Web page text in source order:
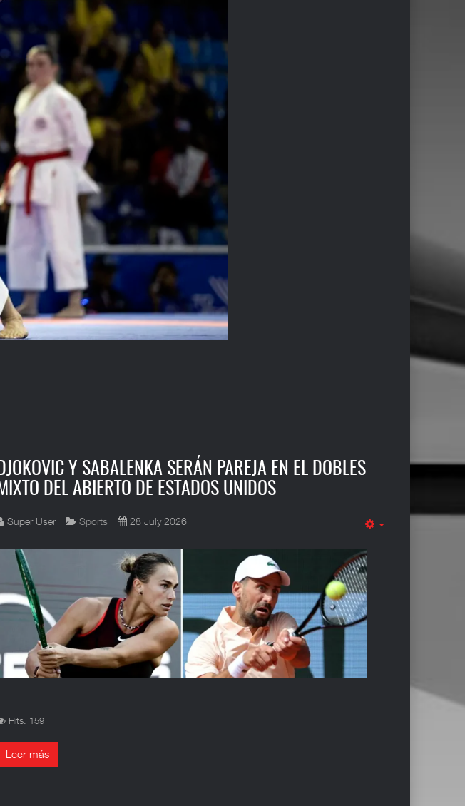
DJOKOVIC Y SABALENKA SERÁN PAREJA EN EL DOBLES
DEL ABIERTO DE ESTADOS UNIDOS
Super User Sports 28 July 2026
Hits: 159
Leer más